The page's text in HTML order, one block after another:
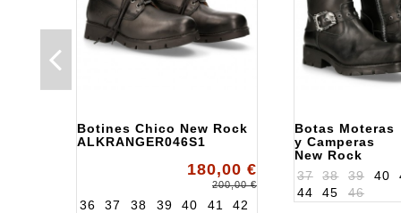
Botines Chico New Rock
ALKRANGER046S1
180,00 €
200,00 €
36 37 38 39 40 41
42
Botas Moteras
y Camperas
New Rock
ALK7601CC1
37 38 39 40
44
45 46